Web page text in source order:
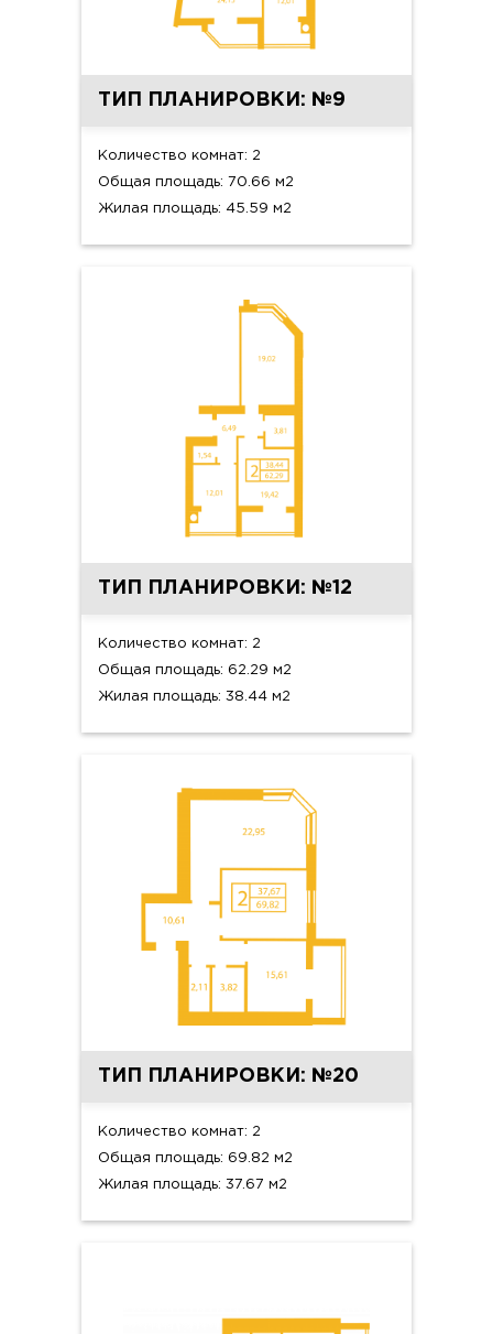
ТИП ПЛАНИРОВКИ: №9
Количество комнат: 2
Общая площадь: 70.66 м2
Жилая площадь: 45.59 м2
ТИП ПЛАНИРОВКИ: №12
Количество комнат: 2
Общая площадь: 62.29 м2
Жилая площадь: 38.44 м2
ТИП ПЛАНИРОВКИ: №20
Количество комнат: 2
Общая площадь: 69.82 м2
Жилая площадь: 37.67 м2